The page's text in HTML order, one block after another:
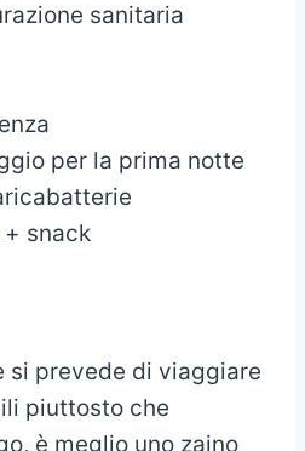
sanitaria
per la prima notte
+ snack
si prevede di viaggiare
piuttosto che
è meglio uno zaino